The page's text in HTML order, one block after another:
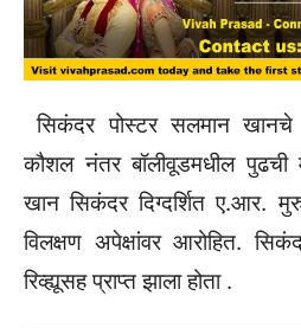
सिकंदर पोस्टर सलमान खानचे
कौशल नंतर बॉलीवूडमधील पुढची
खान सिकंदर दिग्दर्शित ए.आर.
विलक्षण अपेक्षांवर आरोहित.
रिव्ह्यूसह प्राप्त झाला होता .